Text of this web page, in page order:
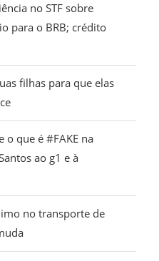
no STF sobre
para o BRB; crédito
filhas para que elas
o que é #FAKE na
ao g1 e à
no transporte de